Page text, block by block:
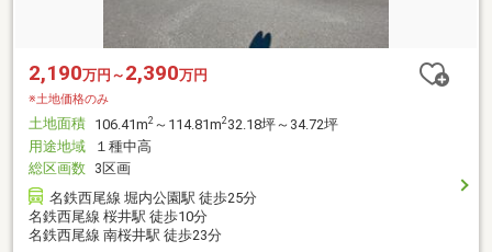
2,190万円～ 2,390万円
※土地価格のみ
土地面積 106.41m2 ～114.81m2 32.18坪～34.72坪
用途地域
１種中高
総区画数 3区画
名鉄西尾線 堀内公園駅 徒歩25分
名鉄西尾線 桜井駅 徒歩10分
名鉄西尾線 南桜井駅 徒歩23分